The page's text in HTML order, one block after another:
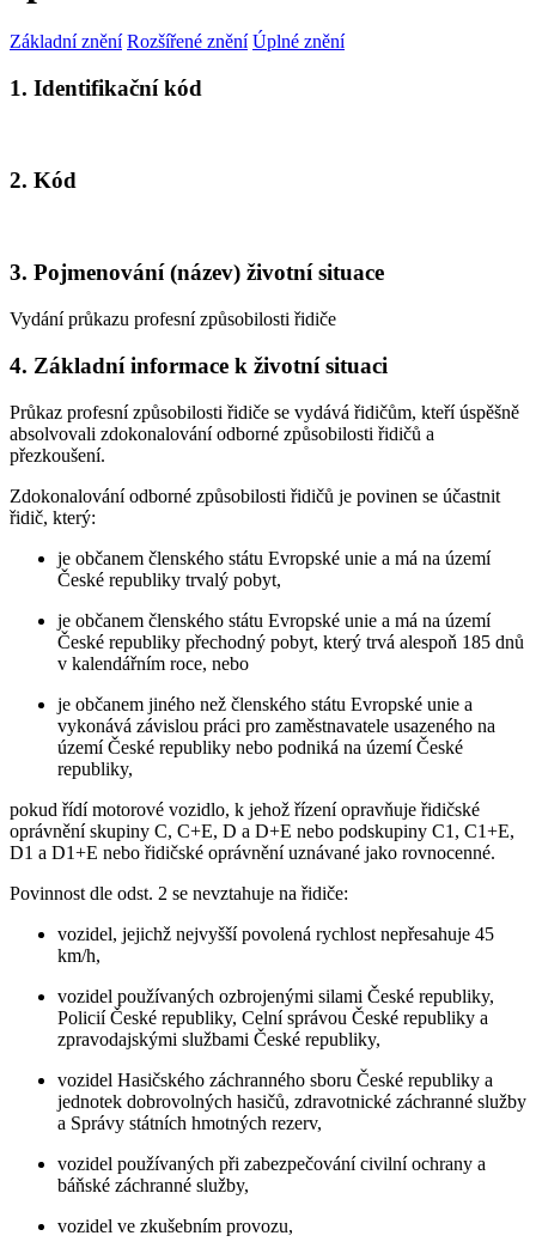
Základní znění Rozšířené znění Úplné znění
1. Identifikační kód
2. Kód
3. Pojmenování (název) životní situace
Vydání průkazu profesní způsobilosti řidiče
4. Základní informace k životní situaci
Průkaz profesní způsobilosti řidiče se vydává řidičům, kteří úspěšně
absolvovali zdokonalování odborné způsobilosti řidičů a
přezkoušení.
Zdokonalování odborné způsobilosti řidičů je povinen se účastnit
řidič, který:
je občanem členského státu Evropské unie a má na území
České republiky trvalý pobyt,
je občanem členského státu Evropské unie a má na území
České republiky přechodný pobyt, který trvá alespoň 185 dnů
v kalendářním roce, nebo
je občanem jiného než členského státu Evropské unie a
vykonává závislou práci pro zaměstnavatele usazeného na
území České republiky nebo podniká na území České
republiky,
pokud řídí motorové vozidlo, k jehož řízení opravňuje řidičské
oprávnění skupiny C, C+E, D a D+E nebo podskupiny C1, C1+E,
D1 a D1+E nebo řidičské oprávnění uznávané jako rovnocenné.
Povinnost dle odst. 2 se nevztahuje na řidiče:
vozidel, jejichž nejvyšší povolená rychlost nepřesahuje 45
km/h,
vozidel používaných ozbrojenými silami České republiky,
Policií České republiky, Celní správou České republiky a
zpravodajskými službami České republiky,
vozidel Hasičského záchranného sboru České republiky a
jednotek dobrovolných hasičů, zdravotnické záchranné služby
a Správy státních hmotných rezerv,
vozidel používaných při zabezpečování civilní ochrany a
báňské záchranné služby,
vozidel ve zkušebním provozu,